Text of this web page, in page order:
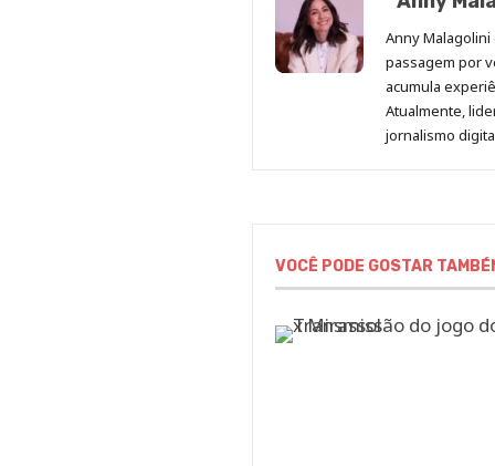
Anny
passagem por
acumula
Atualmente,
jornalismo
VOCÊ PODE GOSTAR